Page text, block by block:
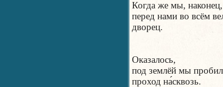
Когда же мы,
перед нами во всём
дворец.
Оказалось,
под землёй мы
проход на́сквозь.